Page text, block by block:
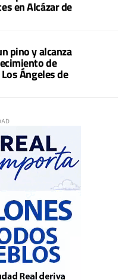
en Alcázar de
pino y alcanza
de
Ángeles de